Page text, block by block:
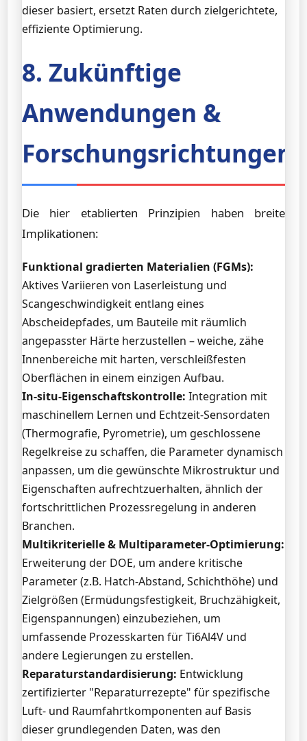
dieser basiert, ersetzt Raten durch zielgerichtete,
effiziente Optimierung.
8. Zukünftige
Anwendungen &
Forschungsrichtungen
Die hier etablierten Prinzipien haben breite
Implikationen:
Funktional gradierten Materialien (FGMs):
Aktives Variieren von Laserleistung und
Scangeschwindigkeit entlang eines
Abscheidepfades, um Bauteile mit räumlich
angepasster Härte herzustellen – weiche, zähe
Innenbereiche mit harten, verschleißfesten
Oberflächen in einem einzigen Aufbau.
In-situ-Eigenschaftskontrolle: Integration mit
maschinellem Lernen und Echtzeit-Sensordaten
(Thermografie, Pyrometrie), um geschlossene
Regelkreise zu schaffen, die Parameter dynamisch
anpassen, um die gewünschte Mikrostruktur und
Eigenschaften aufrechtzuerhalten, ähnlich der
fortschrittlichen Prozessregelung in anderen
Branchen.
Multikriterielle & Multiparameter-Optimierung:
Erweiterung der DOE, um andere kritische
Parameter (z.B. Hatch-Abstand, Schichthöhe) und
Zielgrößen (Ermüdungsfestigkeit, Bruchzähigkeit,
Eigenspannungen) einzubeziehen, um
umfassende Prozesskarten für Ti6Al4V und
andere Legierungen zu erstellen.
Reparaturstandardisierung: Entwicklung
zertifizierter "Reparaturrezepte" für spezifische
Luft- und Raumfahrtkomponenten auf Basis
dieser grundlegenden Daten, was den